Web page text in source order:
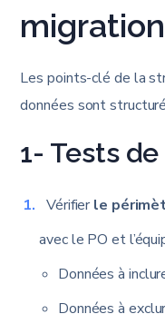
Les points-clé de la
données sont
1- Tests
Vérifier le
avec le PO et
Données à
Données à